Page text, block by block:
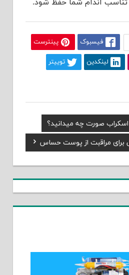
تناسب اندام شما حفظ شود.
فیسبوک پینترست
لینکدین توییتر
اسکراب صورت چه میدانید؟
برای مراقبت از پوست حساس